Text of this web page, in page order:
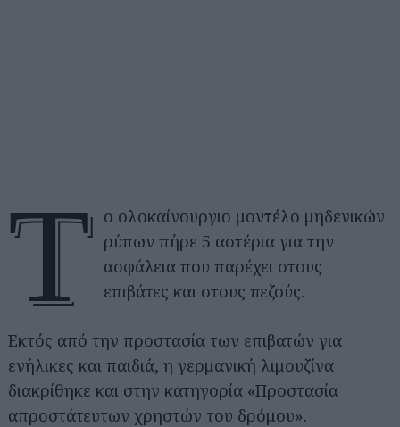
Τ
ο ολοκαίνουργιο μοντέλο μηδενικών
ρύπων πήρε 5 αστέρια για την
ασφάλεια που παρέχει στους
επιβάτες και στους πεζούς.
Εκτός από την προστασία των επιβατών για
ενήλικες και παιδιά, η γερμανική λιμουζίνα
διακρίθηκε και στην κατηγορία «Προστασία
απροστάτευτων χρηστών του δρόμου».